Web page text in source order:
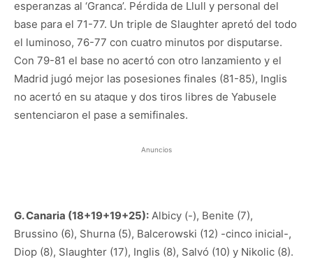
esperanzas al ‘Granca’. Pérdida de Llull y personal del
base para el 71-77. Un triple de Slaughter apretó del todo
el luminoso, 76-77 con cuatro minutos por disputarse.
Con 79-81 el base no acertó con otro lanzamiento y el
Madrid jugó mejor las posesiones finales (81-85), Inglis
no acertó en su ataque y dos tiros libres de Yabusele
sentenciaron el pase a semifinales.
Anuncios
G. Canaria (18+19+19+25): Albicy (-), Benite (7),
Brussino (6), Shurna (5), Balcerowski (12) -cinco inicial-,
Diop (8), Slaughter (17), Inglis (8), Salvó (10) y Nikolic (8).